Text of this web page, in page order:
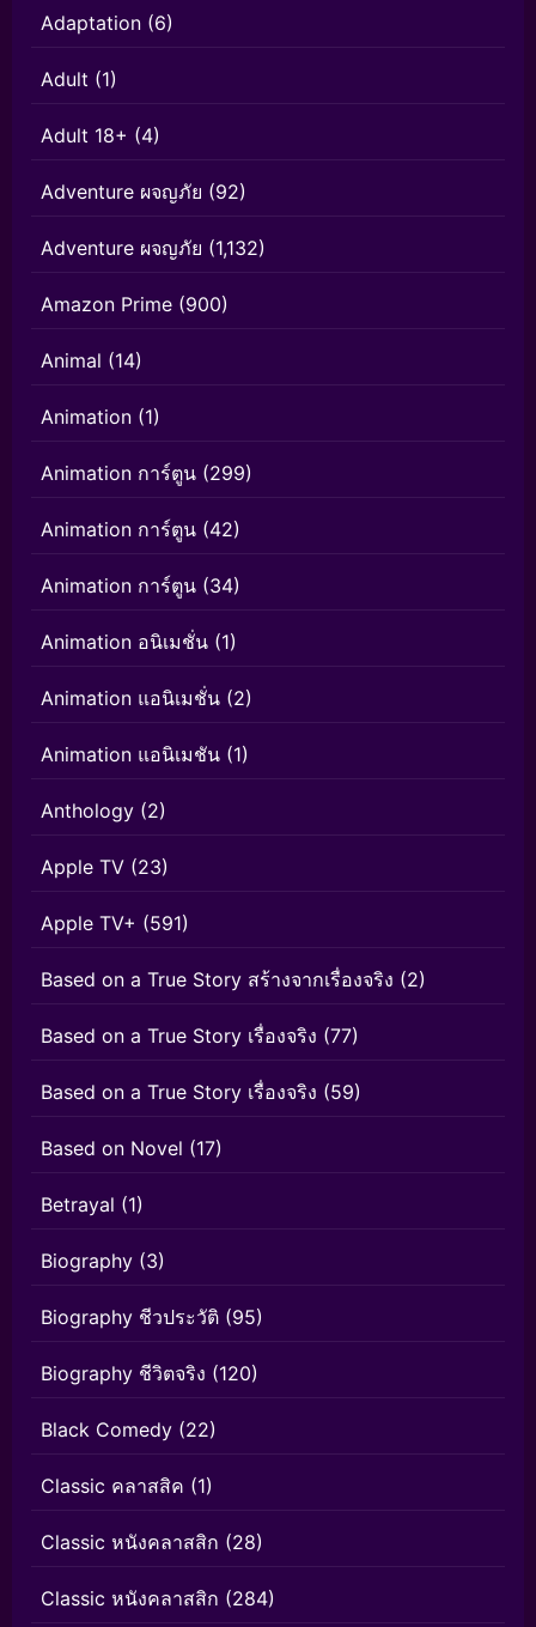
Adaptation (6)
Adult (1)
Adult 18+ (4)
Adventure ผจญภัย (92)
Adventure ผจญภัย (1,132)
Amazon Prime (900)
Animal (14)
Animation (1)
Animation การ์ตูน (299)
Animation การ์ตูน (42)
Animation การ์ตูน (34)
Animation อนิเมชั่น (1)
Animation แอนิเมชั่น (2)
Animation แอนิเมชัน (1)
Anthology (2)
Apple TV (23)
Apple TV+ (591)
Based on a True Story สร้างจากเรื่องจริง (2)
Based on a True Story เรื่องจริง (77)
Based on a True Story เรื่องจริง (59)
Based on Novel (17)
Betrayal (1)
Biography (3)
Biography ชีวประวัติ (95)
Biography ชีวิตจริง (120)
Black Comedy (22)
Classic คลาสสิค (1)
Classic หนังคลาสสิก (28)
Classic หนังคลาสสิก (284)